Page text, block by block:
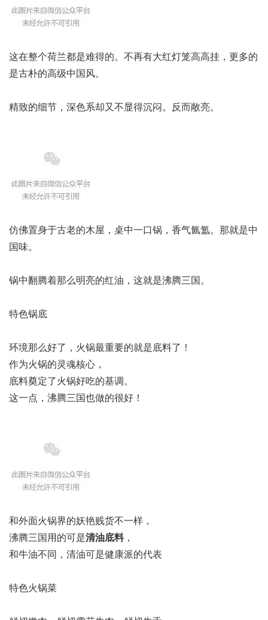
这在整个荷兰都是难得的。不再有大红灯笼高高挂，更多的
是古朴的高级中国风。
精致的细节，深色系却又不显得沉闷。反而敞亮。
仿佛置身于古老的木屋，桌中一口锅，香气氤氲。那就是中
国味。
锅中翻腾着那么明亮的红油，这就是沸腾三国。
特色锅底
环境那么好了，火锅最重要的就是底料了！
作为火锅的灵魂核心，
底料奠定了火锅好吃的基调。
这一点，沸腾三国也做的很好！
和外面火锅界的妖艳贱货不一样，
沸腾三国用的可是清油底料，
和牛油不同，清油可是健康派的代表
特色火锅菜